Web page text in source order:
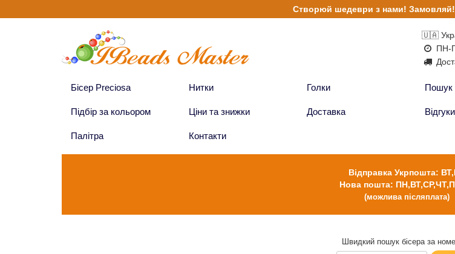
🇺🇦
ПН-
Бісер Preciosa Нитки Голки Пошук
Підбір за кольором Ціни та знижки Доставка Відгуки
Палітра Контакти
Відправка Укрпошта:
Нова пошта:
(можлива післяплата)
Швидкий пошук бісера за
Створюй шедеври з нами! Замовляй!